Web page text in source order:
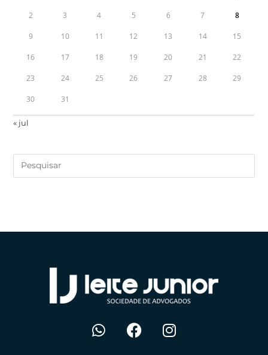
2 3 4 5 6 7 8
9 10 11 12 13 14 15
16 17 18 19 20 21 22
23 24 25 26 27 28 29
30 31
« jul